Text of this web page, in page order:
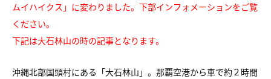
ムイハイクス」に変わりました。下部インフォメーションをご覧
ください。
下記は大石林山の時の記事となります。
沖縄北部国頭村にある「大石林山」。那覇空港から車で約２時間